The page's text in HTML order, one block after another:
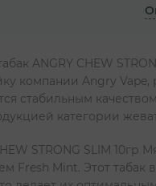
ANGRY CHEW
компании Angry
стабильным
категории
STRONG SLIM
Fresh Mint. Этот табак